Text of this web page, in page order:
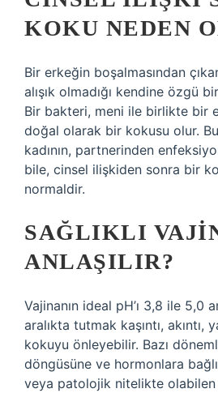
KOKU NEDEN
Bir erkeğin boşalmasından
alışık olmadığı kendine özgü
Bir bakteri, meni ile birlikte bir
doğal olarak bir kokusu olur.
kadının, partnerinden
bile, cinsel ilişkiden sonra bir
normaldir.
SAĞLIKLI
ANLAŞILIR?
Vajinanın ideal pH’ı 3,8 ile 5,0
aralıkta tutmak kaşıntı, akıntı,
kokuyu önleyebilir. Bazı
döngüsüne ve hormonlara
veya patolojik nitelikte olabilen